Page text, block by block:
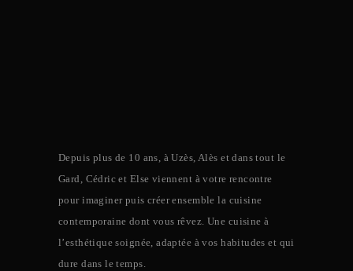
Depuis plus de 10 ans, à Uzès, Alès et dans tout le
Gard, Cédric et Else viennent à votre rencontre
pour imaginer puis créer ensemble la cuisine
contemporaine dont vous rêvez. Une cuisine à
l’esthétique soignée, adaptée à vos habitudes et qui
dure dans le temps.